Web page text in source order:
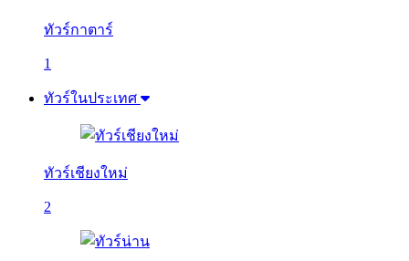
ทัวร์กาตาร์
1
ทัวร์ในประเทศ
ทัวร์เชียงใหม่
2